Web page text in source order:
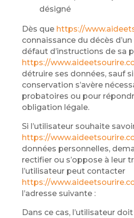
désigné
Dès que https://
connaissance du décès
défaut d’instructions de sa
https://
détruire ses données, sauf
conservation s’avère
probatoires ou pour
obligation légale.
Si l’utilisateur souhaite
https://
données personnelles,
rectifier ou s’oppose à leur
l’utilisateur peut contacter
https://
l’adresse suivante :
Dans ce cas, l’utilisateur